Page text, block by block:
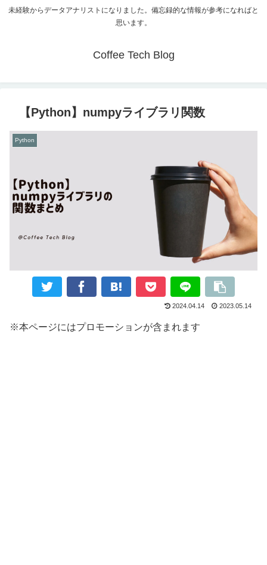
未経験からデータアナリストになりました。備忘録的な情報が参考になればと
思います。
Coffee Tech Blog
【Python】numpyライブラリ関数
Python
2024.04.14 2023.05.14
※本ページにはプロモーションが含まれます